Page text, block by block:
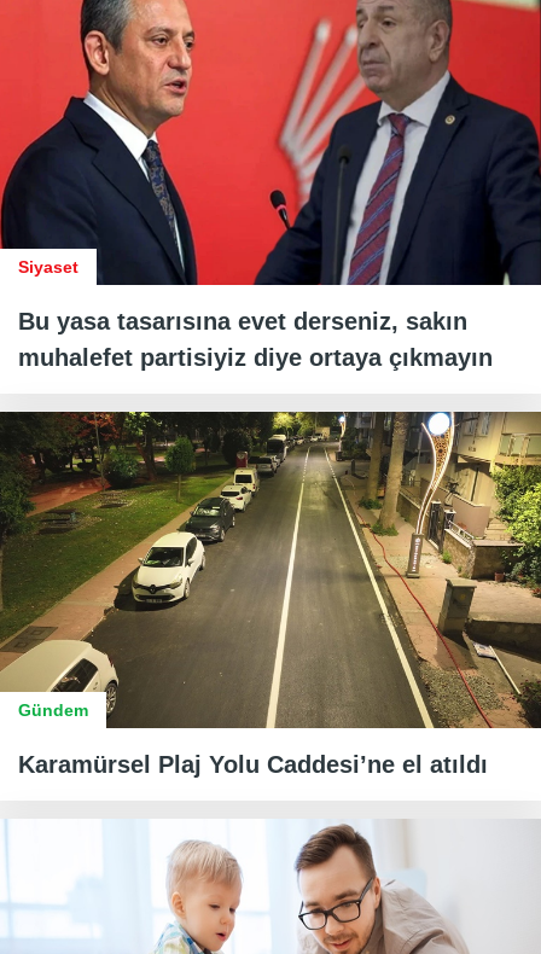
Siyaset
Bu yasa tasarısına evet derseniz, sakın
muhalefet partisiyiz diye ortaya çıkmayın
Gündem
Karamürsel Plaj Yolu Caddesi’ne el atıldı